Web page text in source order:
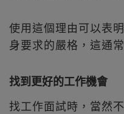
使用這個理由可以表
身要求的嚴格，這通
找到更好的工作機會
找工作面試時，當然